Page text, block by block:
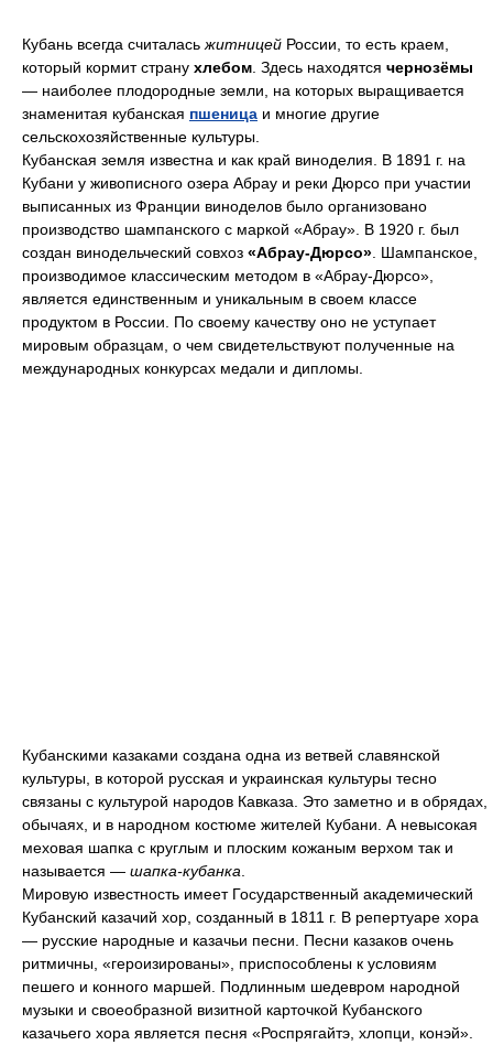
Кубань всегда считалась житницей России, то есть краем,
который кормит страну хлебом . Здесь находятся чернозёмы
— наиболее плодородные земли, на которых выращивается
знаменитая кубанская пшеница и многие другие
сельскохозяйственные культуры.
Кубанская земля известна и как край виноделия. В 1891 г. на
Кубани у живописного озера Абрау и реки Дюрсо при участии
выписанных из Франции виноделов было организовано
производство шампанского с маркой «Абрау». В 1920 г. был
создан винодельческий совхоз «Абрау-Дюрсо» . Шампанское,
производимое классическим методом в «Абрау-Дюрсо»,
является единственным и уникальным в своем классе
продуктом в России. По своему качеству оно не уступает
мировым образцам, о чем свидетельствуют полученные на
международных конкурсах медали и дипломы.
Кубанскими казаками создана одна из ветвей славянской
культуры, в которой русская и украинская культуры тесно
связаны с культурой народов Кавказа. Это заметно и в обрядах,
обычаях, и в народном костюме жителей Кубани. А невысокая
меховая шапка с круглым и плоским кожаным верхом так и
называется — шапка-кубанка
Мировую известность имеет Государственный академический
Кубанский казачий хор, созданный в 1811 г. В репертуаре хора
— русские народные и казачьи песни. Песни казаков очень
ритмичны, «героизированы», приспособлены к условиям
пешего и конного маршей. Подлинным шедевром народной
музыки и своеобразной визитной карточкой Кубанского
казачьего хора является песня «Роспрягайтэ, хлопци, конэй».